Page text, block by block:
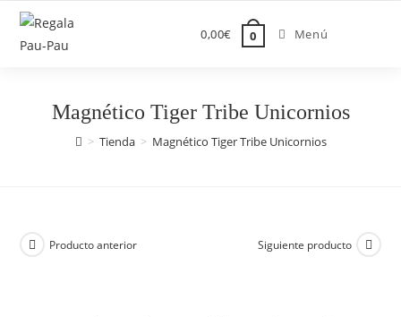
Saltar
contenido
0,00€ 0 Menú
Magnético Tiger Tribe Unicornios
> Tienda > Magnético Tiger Tribe Unicornios
Producto anterior Siguiente producto